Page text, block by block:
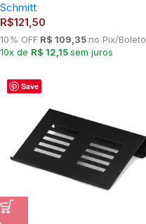
Schmitt
R$121,50
10% OFF R$ 109,35 no Pix/Boleto
10x de R$ 12,15sem juros
Save